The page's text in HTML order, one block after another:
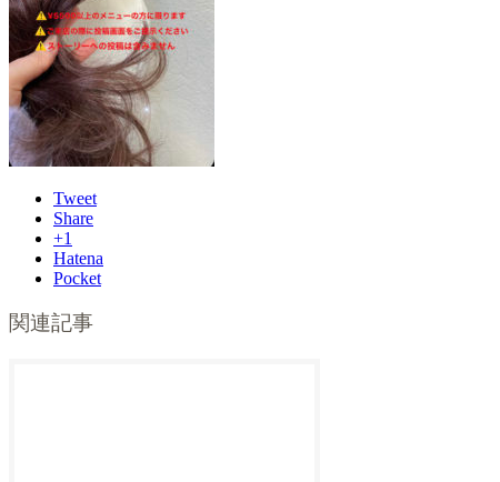
Tweet
Share
+1
Hatena
Pocket
関連記事